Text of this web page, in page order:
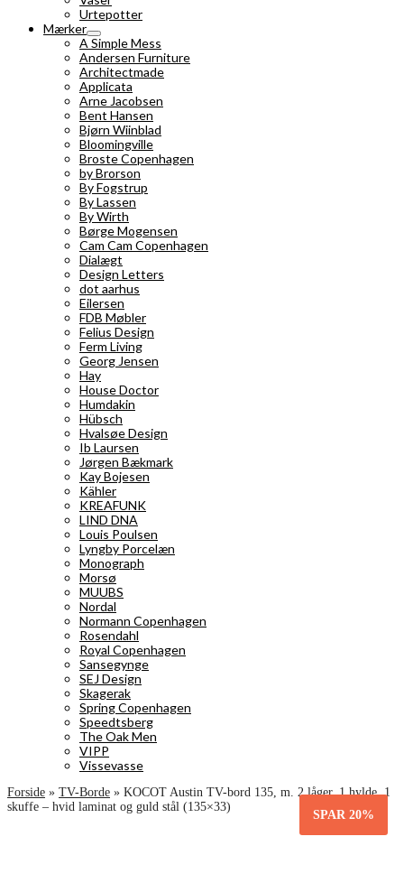
Urtepotter
Mærker
A Simple Mess
Andersen Furniture
Architectmade
Applicata
Arne Jacobsen
Bent Hansen
Bjørn Wiinblad
Bloomingville
Broste Copenhagen
by Brorson
By Fogstrup
By Lassen
By Wirth
Børge Mogensen
Cam Cam Copenhagen
Dialægt
Design Letters
dot aarhus
Eilersen
FDB Møbler
Felius Design
Ferm Living
Georg Jensen
Hay
House Doctor
Humdakin
Hübsch
Hvalsøe Design
Ib Laursen
Jørgen Bækmark
Kay Bojesen
Kähler
KREAFUNK
LIND DNA
Louis Poulsen
Lyngby Porcelæn
Monograph
Morsø
MUUBS
Nordal
Normann Copenhagen
Rosendahl
Royal Copenhagen
Sansegynge
SEJ Design
Skagerak
Spring Copenhagen
Speedtsberg
The Oak Men
VIPP
Vissevasse
Forside » TV-Borde » KOCOT Austin TV-bord 135, m. 2 låger, 1 hylde, 1
skuffe – hvid laminat og guld stål (135×33)
SPAR 20%